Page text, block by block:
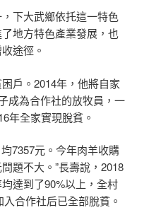
下大武鄉依托這一特色
地方特色產業發展，也
途徑。
戶。2014年，他將自家
成為合作社的放牧員，一
年全家實現脫貧。
7357元。今年肉羊收購
題不大。”長壽說，2018
達到了90%以上，全村
入合作社后已全部脫貧。